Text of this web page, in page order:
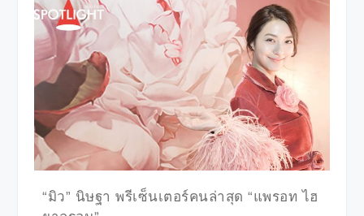
“มิว” นิษฐา พรีเซ็นเตอร์คนล่าสุด “แพรอท ไฮ